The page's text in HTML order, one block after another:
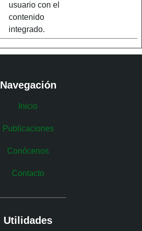
usuario con el
contenido
integrado.
Navegación
Inicio
Publicaciones
Conócenos
Contacto
Utilidades